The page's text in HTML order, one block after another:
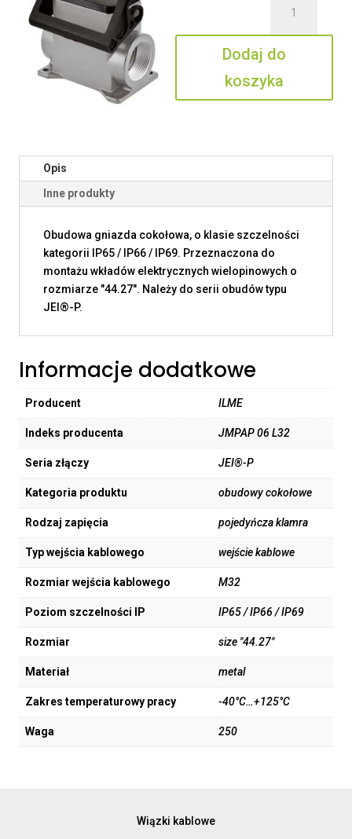
JMPAP
06
L32
Dodaj do
koszyka
Opis
Inne produkty
Obudowa gniazda cokołowa, o klasie szczelności
kategorii IP65 / IP66 / IP69. Przeznaczona do
montażu wkładów elektrycznych wielopinowych o
rozmiarze "44.27". Należy do serii obudów typu
JEI®-P.
Informacje dodatkowe
Producent ILME
Indeks producenta JMPAP 06 L32
Seria złączy JEI®-P
Kategoria produktu obudowy cokołowe
Rodzaj zapięcia pojedyńcza klamra
Typ wejścia kablowego wejście kablowe
Rozmiar wejścia kablowego M32
Poziom szczelności IP IP65 / IP66 / IP69
Rozmiar size "44.27"
Materiał metal
Zakres temperaturowy pracy -40°C…+125°C
Waga 250
Wiązki kablowe